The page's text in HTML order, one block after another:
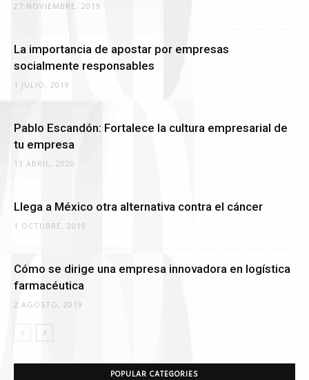
27 NOVIEMBRE, 2019
La importancia de apostar por empresas
socialmente responsables
1 JULIO, 2019
Pablo Escandón: Fortalece la cultura empresarial de
tu empresa
13 ABRIL, 2020
Llega a México otra alternativa contra el cáncer
1 OCTUBRE, 2019
Cómo se dirige una empresa innovadora en logística
farmacéutica
2 AGOSTO, 2019
POPULAR CATEGORIES